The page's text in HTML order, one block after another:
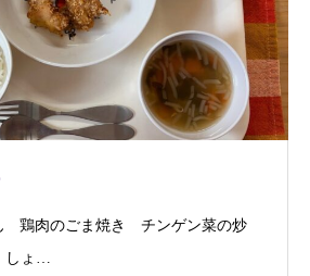
鶏肉のごま焼き チンゲン菜の炒
しょ…